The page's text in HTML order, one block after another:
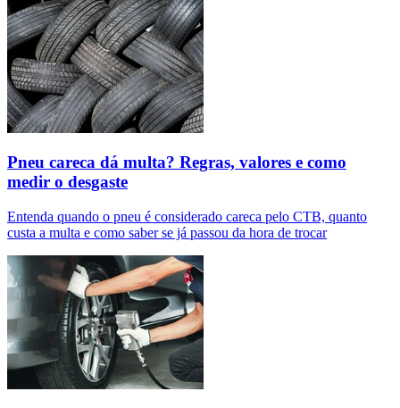
Pneu careca dá multa? Regras, valores e como
medir o desgaste
Entenda quando o pneu é considerado careca pelo CTB, quanto
custa a multa e como saber se já passou da hora de trocar